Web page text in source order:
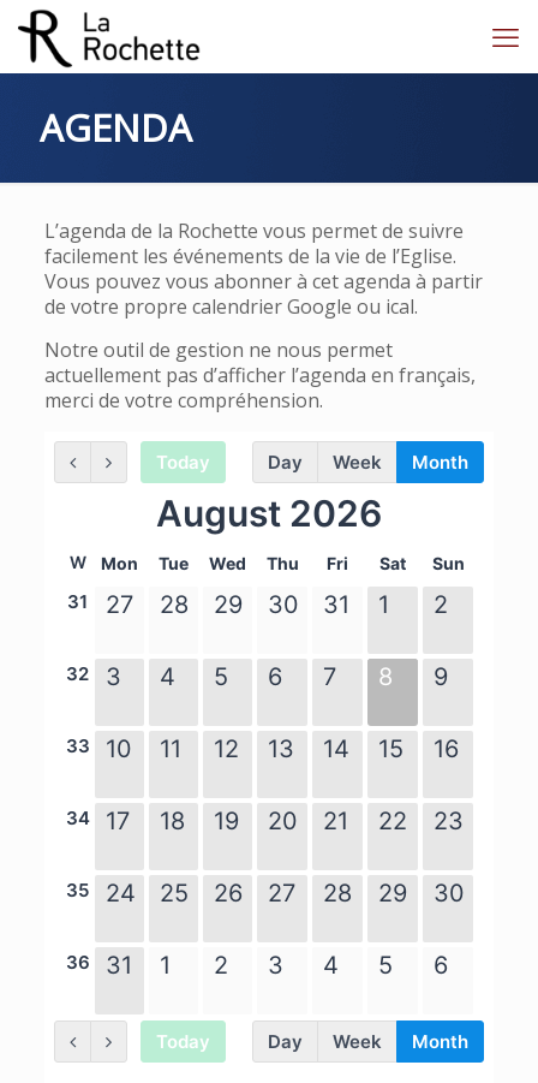
AGENDA
L’agenda de la Rochette vous permet de suivre
facilement les événements de la vie de l’Eglise.
Vous pouvez vous abonner à cet agenda à partir
de votre propre calendrier Google ou ical.
Notre outil de gestion ne nous permet
actuellement pas d’afficher l’agenda en français,
merci de votre compréhension.